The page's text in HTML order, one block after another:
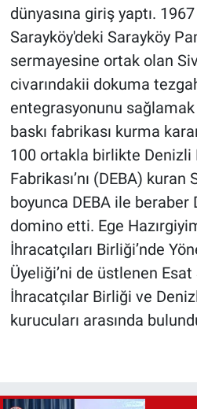
dünyasına giriş yaptı.
Sarayköy'deki Sarayköy
sermayesine ortak olan
civarındakii dokuma
entegrasyonunu sağlamak
baskı fabrikası kurma
100 ortakla birlikte Denizli
Fabrikası’nı (DEBA)
boyunca DEBA ile
domino etti. Ege
İhracatçıları Birliği’nde
Üyeliği’ni de üstlenen
İhracatçılar Birliği ve
kurucuları arasında